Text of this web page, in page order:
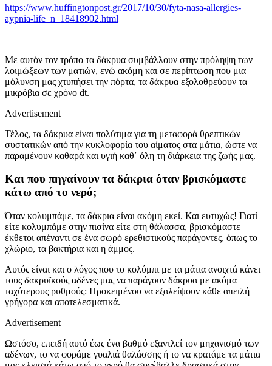
https://www.huffingtonpost.gr/2017/10/30/fyta-nasa-allergies-
aypnia-life_n_18418902.html
Με αυτόν τον τρόπο τα δάκρυα συμβάλλουν στην πρόληψη των
λοιμώξεων των ματιών, ενώ ακόμη και σε περίπτωση που μια
μόλυνση μας χτυπήσει την πόρτα, τα δάκρυα εξολοθρεύουν τα
μικρόβια σε χρόνο dt.
Advertisement
Τέλος, τα δάκρυα είναι πολύτιμα για τη μεταφορά θρεπτικών
συστατικών από την κυκλοφορία του αίματος στα μάτια, ώστε να
παραμένουν καθαρά και υγιή καθ΄ όλη τη διάρκεια της ζωής μας.
Και που πηγαίνουν τα δάκρια όταν βρισκόμαστε
κάτω από το νερό;
Όταν κολυμπάμε, τα δάκρια είναι ακόμη εκεί. Και ευτυχώς! Γιατί
είτε κολυμπάμε στην πισίνα είτε στη θάλασσα, βρισκόμαστε
έκθετοι απέναντι σε ένα σωρό ερεθιστικούς παράγοντες, όπως το
χλώριο, τα βακτήρια και η άμμος.
Αυτός είναι και ο λόγος που το κολύμπι με τα μάτια ανοιχτά κάνει
τους δακρυϊκούς αδένες μας να παράγουν δάκρυα με ακόμα
ταχύτερους ρυθμούς: Προκειμένου να εξαλείψουν κάθε απειλή
γρήγορα και αποτελεσματικά.
Advertisement
Ωστόσο, επειδή αυτό έως ένα βαθμό εξαντλεί τον μηχανισμό των
αδένων, το να φοράμε γυαλιά θαλάσσης ή το να κρατάμε τα μάτια